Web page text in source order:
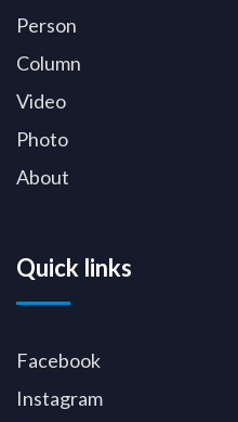
Person
Column
Video
Photo
About
Quick links
Facebook
Instagram